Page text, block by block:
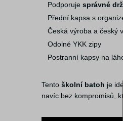
Podporuje správné
Přední kapsa s
Česká výroba a český
Odolné YKK zipy
Postranní kapsy na
Tento školní batoh je
navíc bez kompromisů,